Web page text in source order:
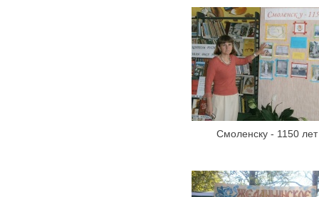
Смоленску - 1150 лет